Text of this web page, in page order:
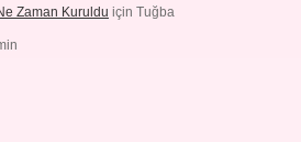
Zaman Kuruldu için Tuğba